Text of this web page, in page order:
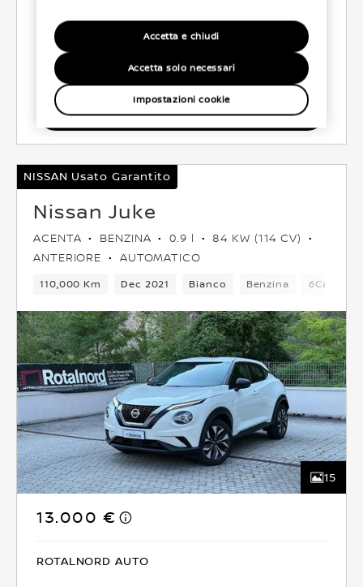
ROTALNORD AUTO
CO2 129 g/km
Seleziona Veicolo
NISSAN Usato Garantito
Nissan Juke
ACENTA BENZINA 0.9 l
84 KW (114 CV)
ANTERIORE
AUTOMATICO
110,000 Km Dec 2021 Bianco Benzina 6Cambio
15
13.000 €
ROTALNORD AUTO
Accetta solo necessari
Accetta e chiudi
Impostazioni cookie